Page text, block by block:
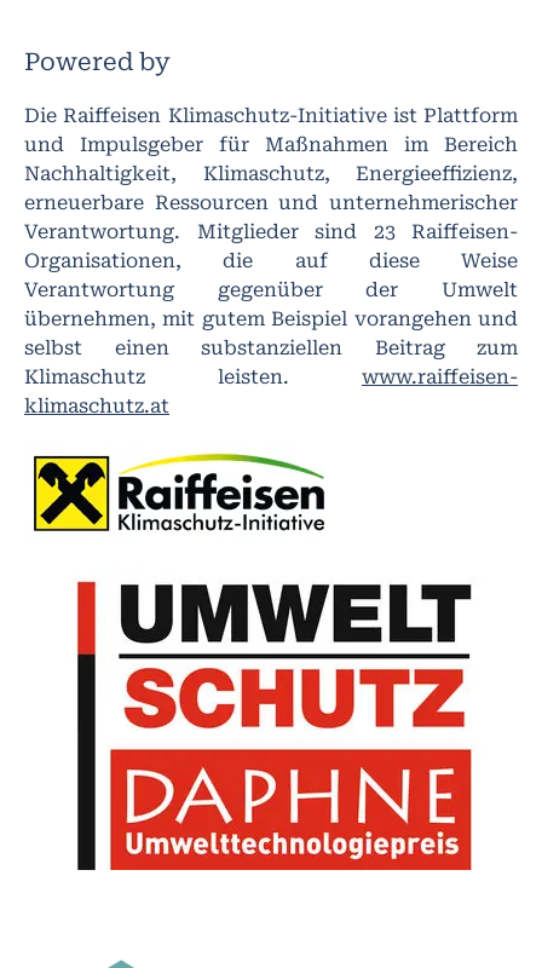
Powered by
Die Raiffeisen Klimaschutz-Initiative ist Plattform
und Impulsgeber für Maßnahmen im Bereich
Nachhaltigkeit, Klimaschutz, Energieeffizienz,
erneuerbare Ressourcen und unternehmerischer
Verantwortung. Mitglieder sind 23 Raiffeisen-
Organisationen, die auf diese Weise
Verantwortung gegenüber der Umwelt
übernehmen, mit gutem Beispiel vorangehen und
selbst einen substanziellen Beitrag zum
Klimaschutz leisten. www.raiffeisen-
klimaschutz.at